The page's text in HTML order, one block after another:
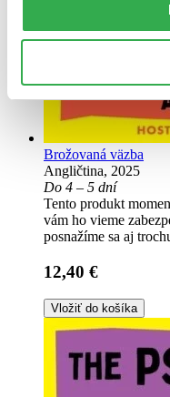
Brožovaná väzba
Angličtina, 2025
Do 4 – 5 dní
Tento produkt
vám ho vieme
posnažíme sa aj
12,40 €
Vložiť do košíka